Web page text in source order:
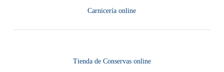
Carnicería online
Tienda de Conservas online